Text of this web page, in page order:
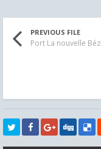
PREVIOUS FILE
Port La nouvelle